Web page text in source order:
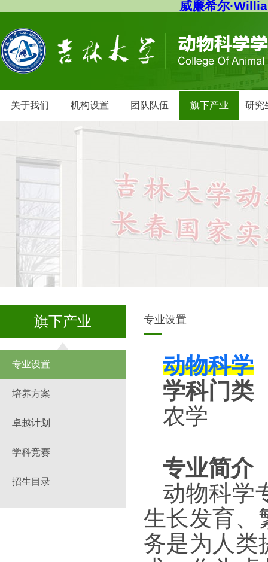
威廉希尔
关于我们 机构设置 团队队伍 旗下产业 研究
旗下产业
专业设置
培养方案
卓越计划
学科竞赛
招生目录
专业设置
动物科学
学科门类
农学
专业简介
动物科学
生长发育、
务是为人类